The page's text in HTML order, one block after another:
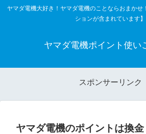
ヤマダ電機大好き！ヤマダ電機のことならおまかせ
ションが含まれています】
ヤマダ電機ポイント使い
スポンサーリンク
ヤマダ電機のポイントは換